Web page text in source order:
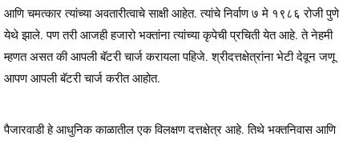
आणि चमत्कार त्यांच्या अवतारीत्वाचे साक्षी आहेत. त्यांचे निर्वाण ७ मे १९८६ रोजी पुणे
येथे झाले. पण तरी आजही हजारो भक्तांना त्यांच्या कृपेची प्रचिती येत आहे. ते नेहमी
म्हणत असत की आपली बॅटरी चार्ज करायला पहिजे. श्रीदत्तक्षेत्रांना भेटी देवून जणू
आपण आपली बॅटरी चार्ज करीत आहोत.
पैजारवाडी हे आधुनिक काळातील एक विलक्षण दत्तक्षेत्र आहे. तिथे भक्तनिवास आणि